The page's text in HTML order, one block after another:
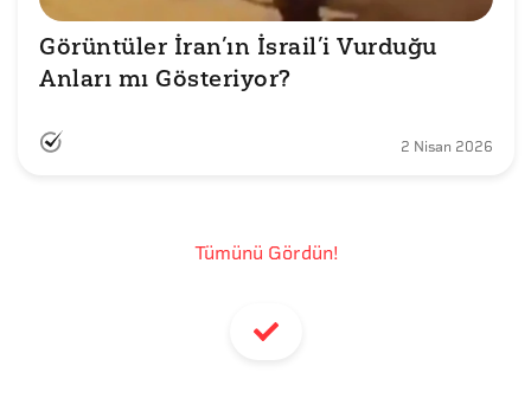
Görüntüler İran’ın İsrail’i Vurduğu
Anları mı Gösteriyor?
2 Nisan 2026
Tümünü Gördün!